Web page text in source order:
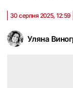
Уляна
30 серпня 2025, 12:59